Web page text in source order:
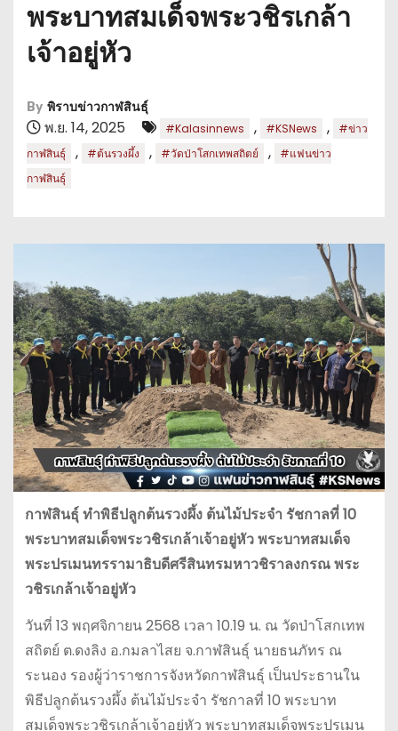
พระบาทสมเด็จพระวชิรเกล้า
เจ้าอยู่หัว
By พิราบข่าวกาฬสินธุ์
พ.ย. 14, 2025 #Kalasinnews , #KSNews ,
#ข่าว
กาฬสินธุ์
, #ต้นรวงผึ้ง , #วัดป่าโสกเทพสถิตย์ ,
#แฟนข่าว
กาฬสินธุ์
กาฬสินธุ์ ทำพิธีปลูกต้นรวงผึ้ง ต้นไม้ประจำ รัชกาลที่ 10
พระบาทสมเด็จพระวชิรเกล้าเจ้าอยู่หัว พระบาทสมเด็จ
พระปรเมนทรรามาธิบดีศรีสินทรมหาวชิราลงกรณ พระ
วชิรเกล้าเจ้าอยู่หัว
วันที่ 13 พฤศจิกายน 2568 เวลา 10.19 น. ณ วัดป่าโสกเทพ
สถิตย์ ต.ดงลิง อ.กมลาไสย จ.กาฬสินธุ์ นายธนภัทร ณ
ระนอง รองผู้ว่าราชการจังหวัดกาฬสินธุ์ เป็นประธานใน
พิธีปลูกต้นรวงผึ้ง ต้นไม้ประจำ รัชกาลที่ 10 พระบาท
สมเด็จพระวชิรเกล้าเจ้าอยู่หัว พระบาทสมเด็จพระปรเมน